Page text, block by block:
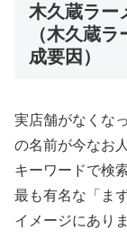
木久蔵ラー
（木久蔵
成要因）
実店舗がなくな
の名前が今なお
キーワードで検
最も有名な「ま
イメージにありま